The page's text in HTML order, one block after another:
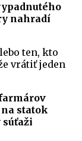
nahradí
ten, kto
vrátiť jeden
statok